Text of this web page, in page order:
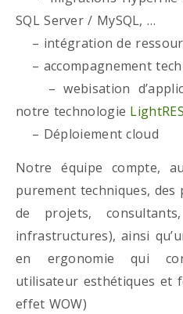
SQL Server / MySQL, …
– intégration de
– accompagnement
– webisation
notre technologie
– Déploiement cloud
Notre équipe compte,
purement techniques,
de projets,
infrastructures), ainsi
en ergonomie qui
utilisateur esthétiques et
effet WOW)